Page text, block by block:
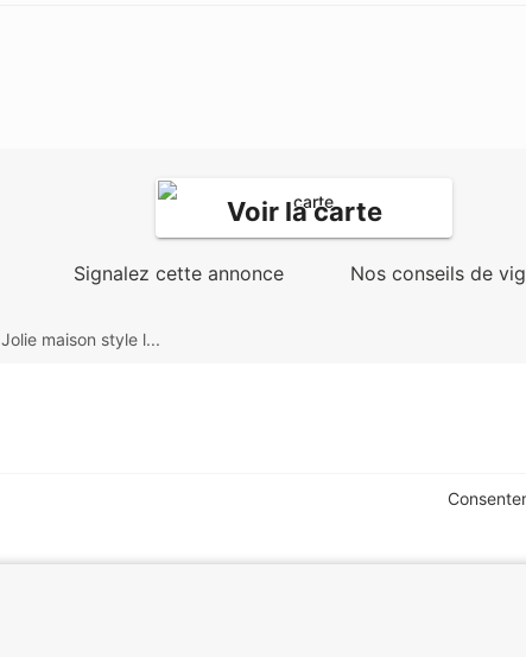
Voir la carte
Signalez cette annonce Nos conseils de
Jolie maison style l...